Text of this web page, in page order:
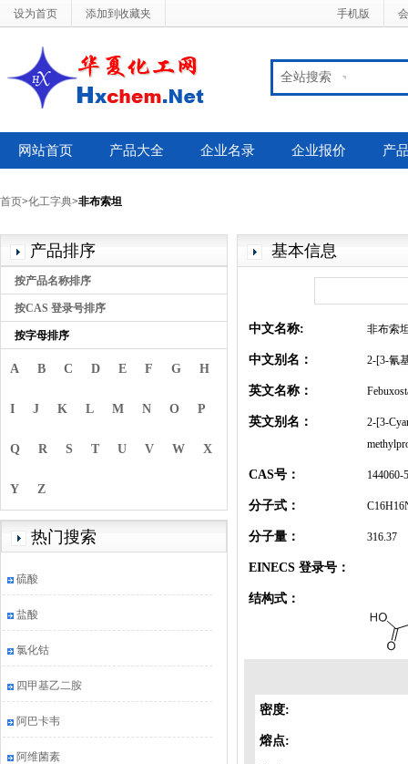
设为首页 添加到收藏夹 手机版
全站搜索
网站首页 产品大全 企业名录 企业报价 产
首页>化工字典>非布索坦
产品排序
按产品名称排序
按CAS 登录号排序
按字母排序
A B C D E F G H
I J K L M N O P
Q R S T U V W X
Y Z
热门搜索
硫酸
盐酸
氯化钴
四甲基乙二胺
阿巴卡韦
阿维菌素
基本信息
中文名称: 非布索
中文别名： 2-[3-氰
英文名称：
英文别名：
2-[3-
CAS号： 144060-
分子式：
分子量： 316.37
EINECS 登录号：
结构式：
密度:
熔点: